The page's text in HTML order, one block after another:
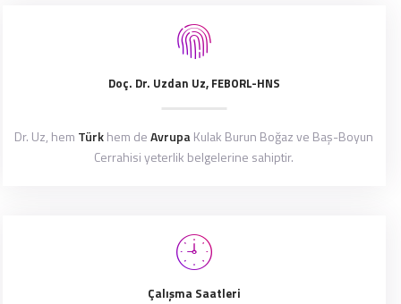
Doç. Dr. Uzdan Uz, FEBORL-HNS
Dr. Uz, hem Türkhem deAvrupaKulak Burun Boğaz ve Baş-Boyun
Cerrahisi yeterlik belgelerine sahiptir.
Çalışma Saatleri